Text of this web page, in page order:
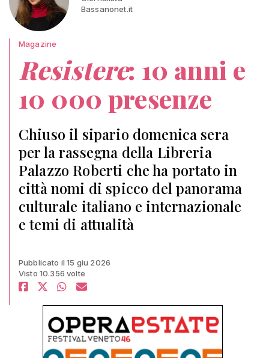
Bassanonet.it
Magazine
Resistere: 10 anni e
10 000 presenze
Chiuso il sipario domenica sera
per la rassegna della Libreria
Palazzo Roberti che ha portato in
città nomi di spicco del panorama
culturale italiano e internazionale
e temi di attualità
Pubblicato il 15 giu 2026
Visto 10.356 volte